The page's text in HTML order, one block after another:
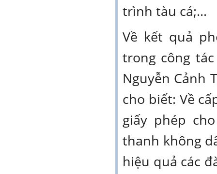
trình tàu cá;...
Về kết quả
trong công
Nguyễn Cảnh
cho biết: Về
giấy phép
thanh không
hiệu quả các